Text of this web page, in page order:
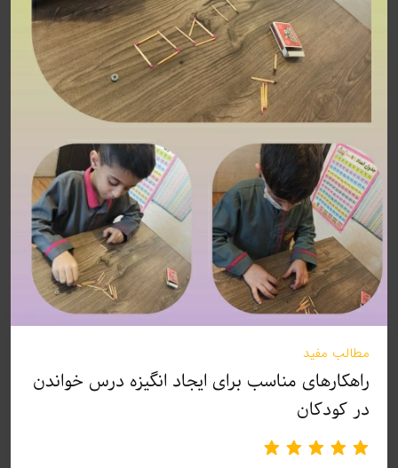
مطالب مفید
راهکارهای مناسب برای ایجاد انگیزه درس خواندن
در کودکان